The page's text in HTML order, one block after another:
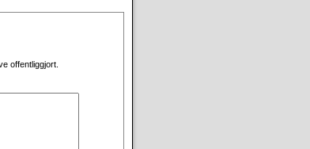
offentliggjort.